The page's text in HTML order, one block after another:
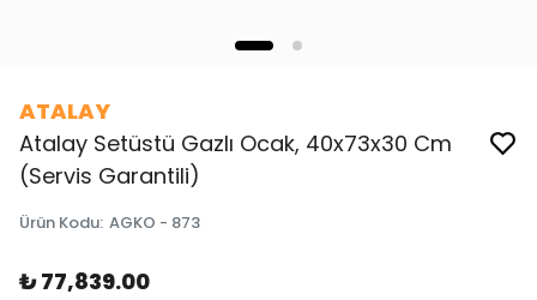
ATALAY
Atalay Setüstü Gazlı Ocak, 40x73x30 Cm
(Servis Garantili)
Ürün Kodu: AGKO - 873
₺ 77,839.00